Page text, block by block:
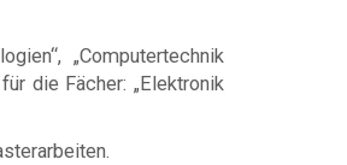
„Computertechnik
die Fächer: „Elektronik